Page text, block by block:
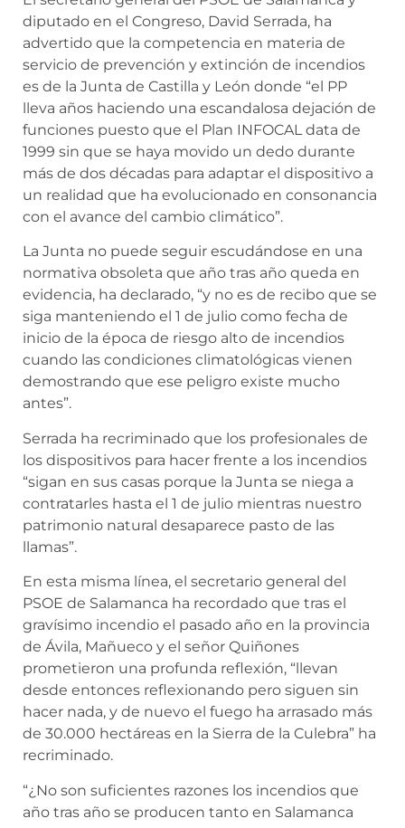
diputado en el Congreso, David Serrada, ha
advertido que la competencia en materia de
servicio de prevención y extinción de incendios
es de la Junta de Castilla y León donde “el PP
lleva años haciendo una escandalosa dejación de
funciones puesto que el Plan INFOCAL data de
1999 sin que se haya movido un dedo durante
más de dos décadas para adaptar el dispositivo a
un realidad que ha evolucionado en consonancia
con el avance del cambio climático”.
La Junta no puede seguir escudándose en una
normativa obsoleta que año tras año queda en
evidencia, ha declarado, “y no es de recibo que se
siga manteniendo el 1 de julio como fecha de
inicio de la época de riesgo alto de incendios
cuando las condiciones climatológicas vienen
demostrando que ese peligro existe mucho
antes”.
Serrada ha recriminado que los profesionales de
los dispositivos para hacer frente a los incendios
“sigan en sus casas porque la Junta se niega a
contratarles hasta el 1 de julio mientras nuestro
patrimonio natural desaparece pasto de las
llamas”.
En esta misma línea, el secretario general del
PSOE de Salamanca ha recordado que tras el
gravísimo incendio el pasado año en la provincia
de Ávila, Mañueco y el señor Quiñones
prometieron una profunda reflexión, “llevan
desde entonces reflexionando pero siguen sin
hacer nada, y de nuevo el fuego ha arrasado más
de 30.000 hectáreas en la Sierra de la Culebra” ha
recriminado.
“¿No son suficientes razones los incendios que
año tras año se producen tanto en Salamanca